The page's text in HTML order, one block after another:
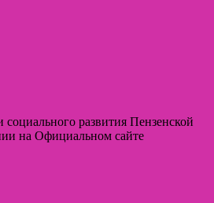
развития Пензенской
на Официальном сайте